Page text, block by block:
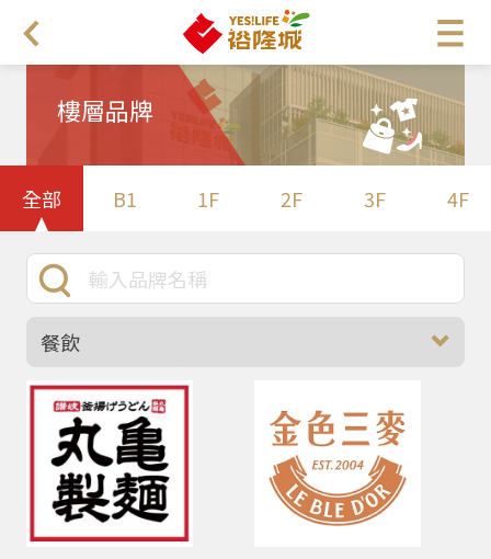
樓層品牌
全部 B1 1F 2F 3F 4F